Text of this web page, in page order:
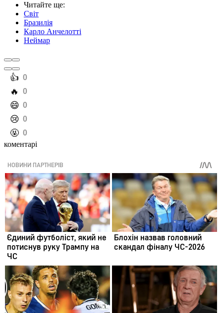
Читайте ще:
Світ
Бразилія
Карло Анчелотті
Неймар
️👍 0
️🔥 0
️😄 0
️😢 0
️🤬 0
коментарі